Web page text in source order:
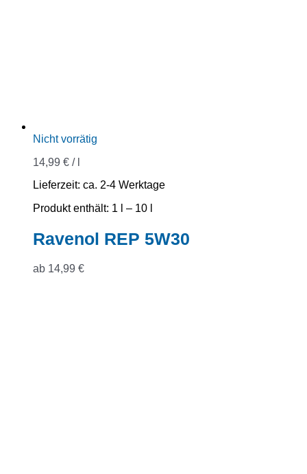
Nicht vorrätig
14,99 € /
Lieferzeit: ca. 2-4 Werktage
Produkt enthält: 1
– 10
Ravenol REP 5W30
ab 14,99 €